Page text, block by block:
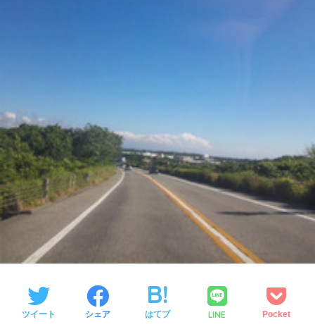
ツイート シェア はてブ LINE Pocket